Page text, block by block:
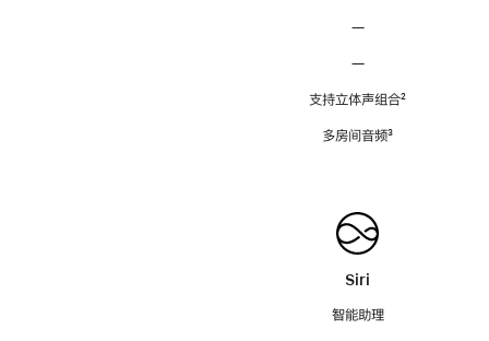
—
—
支持立体声组合脚
²
多房间音频脚
³
Siri
智能助理